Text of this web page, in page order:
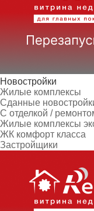
Новостройки
Жилые комплексы
Сданные
С отделкой /
Жилые комплексы
ЖК комфорт класса
Застройщики